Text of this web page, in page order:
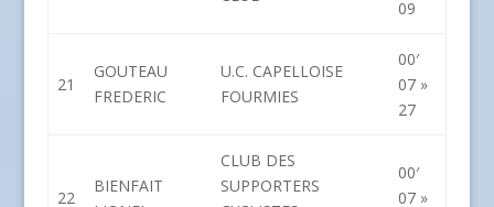
09
21
GOUTEAU
FREDERIC
U.C. CAPELLOISE
FOURMIES
00′
07 »
27
22
BIENFAIT
CLUB DES
SUPPORTERS
00′
07 »